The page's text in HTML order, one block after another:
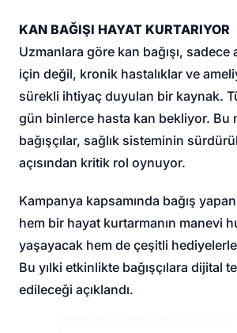
KAN BAĞIŞI HAYAT KURTARIYOR
Uzmanlara göre kan bağışı,
için değil, kronik hastalıklar ve
sürekli ihtiyaç duyulan bir kaynak.
gün binlerce hasta kan bekliyor. Bu
bağışçılar, sağlık sisteminin
açısından kritik rol oynuyor.
Kampanya kapsamında bağış
hem bir hayat kurtarmanın manevi
yaşayacak hem de çeşitli
Bu yılki etkinlikte bağışçılara dijital
edileceği açıklandı.